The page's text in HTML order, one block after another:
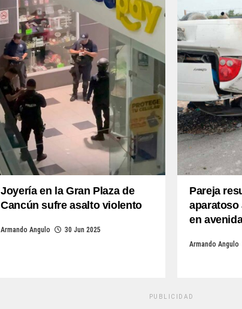
Joyería en la Gran Plaza de
Cancún sufre asalto violento
Armando Angulo 30 Jun 2025
Pareja
aparatoso
en
Armando Angulo
PUBLICIDAD